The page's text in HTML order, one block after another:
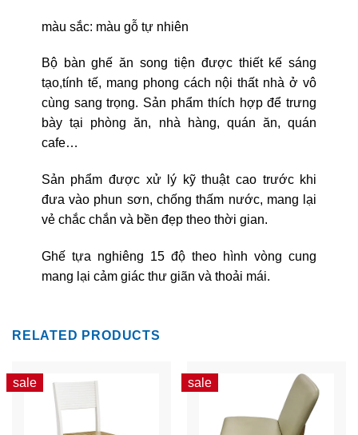
màu sắc: màu gỗ tự nhiên
Bộ bàn ghế ăn song tiện được thiết kế sáng
tạo,tính tế, mang phong cách nội thất nhà ở vô
cùng sang trọng. Sản phẩm thích hợp để trưng
bày tại phòng ăn, nhà hàng, quán ăn, quán
cafe…
Sản phẩm được xử lý kỹ thuật cao trước khi
đưa vào phun sơn, chống thấm nước, mang lại
vẻ chắc chắn và bền đẹp theo thời gian.
Ghế tựa nghiêng 15 độ theo hình vòng cung
mang lại cảm giác thư giãn và thoải mái.
RELATED PRODUCTS
sale sale